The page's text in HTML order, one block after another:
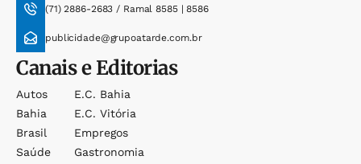
(71) 2886-2683 / Ramal 8585 | 8586
publicidade@grupoatarde.com.br
Canais e Editorias
Autos
Bahia
Brasil
Saúde
E.c. Bahia
E.c. Vitória
Empregos
Gastronomia